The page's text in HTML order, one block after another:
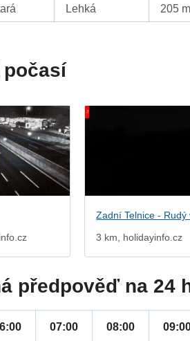
Lehká 205 m
Zadní Telnice - Rudý
3 km, holidayinfo.cz
předpověď na 24
07:00 08:00